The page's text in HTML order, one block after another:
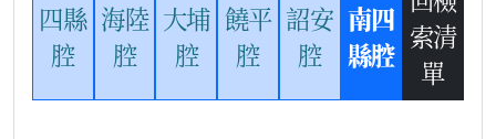
四縣
腔
海陸
腔
大埔
腔
饒平
腔
詔安
腔
南四
縣腔
索清
單